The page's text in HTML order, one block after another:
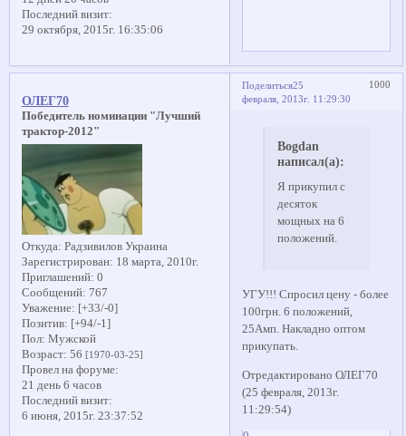
Последний визит:
29 октября, 2015г. 16:35:06
Поделиться 1000
25
февраля, 2013г. 11:29:30
ОЛЕГ70
Победитель номинации "Лучший
трактор-2012"
Откуда: Радзивилов Украина
Зарегистрирован: 18 марта, 2010г.
Приглашений: 0
Сообщений: 767
Уважение: [+33/-0]
Позитив: [+94/-1]
Пол: Мужской
Возраст: 56 [1970-03-25]
Провел на форуме:
21 день 6 часов
Последний визит:
6 июня, 2015г. 23:37:52
Bogdan
написал(а):
Я прикупил с
десяток
мощных на 6
положений.
УГУ!!! Спросил цену - более
100грн. 6 положений,
25Амп. Накладно оптом
прикупать.
Отредактировано ОЛЕГ70
(25 февраля, 2013г.
11:29:54)